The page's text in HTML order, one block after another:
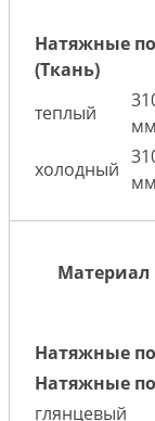
Натяжные
(Ткань)
теплый
мм
холодный
мм
Материал
Натяжные
Натяжные
глянцевый